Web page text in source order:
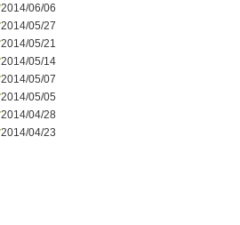
2014/06/06
2014/05/27
2014/05/21
2014/05/14
2014/05/07
2014/05/05
2014/04/28
2014/04/23